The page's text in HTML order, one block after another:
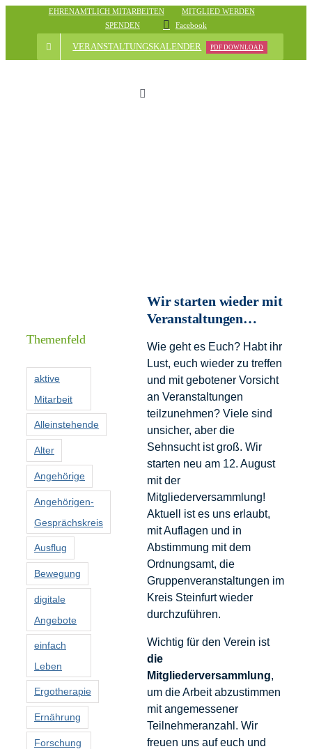
EHRENAMTLICH MITARBEITEN
MITGLIED WERDEN
SPENDEN
Facebook
VERANSTALTUNGSKALENDER PDF DOWNLOAD
Toggle
Informationen
Förderer
Kontakt
Suche
nach:
Wir starten wieder mit
Veranstaltungen…
Wie geht es Euch? Habt ihr
Lust, euch wieder zu treffen
und mit gebotener Vorsicht
an Veranstaltungen
teilzunehmen? Viele sind
unsicher, aber die
Sehnsucht ist groß. Wir
starten neu am 12. August
mit der
Mitgliederversammlung!
Aktuell ist es uns erlaubt,
mit Auflagen und in
Abstimmung mit dem
Ordnungsamt, die
Gruppenveranstaltungen im
Kreis Steinfurt wieder
durchzuführen.
Wichtig für den Verein ist
die
Mitgliederversammlung,
um die Arbeit abzustimmen
mit angemessener
Teilnehmeranzahl. Wir
freuen uns auf euch und
Themenfeld
aktive
Mitarbeit
Alleinstehende
Alter
Angehörige
Angehörigen-
Gesprächskreis
Ausflug
Bewegung
digitale
Angebote
einfach
Leben
Ergotherapie
Ernährung
Forschung